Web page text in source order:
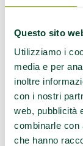
Questo sito
Utilizziamo i
media e per
inoltre
con i nostri
web, pubblicità
combinarle con
che hanno
ed è aperta
figure di
Il progetto
Settore, con
benessere
sani stili di